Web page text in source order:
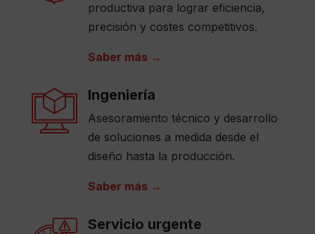
productiva para lograr eficiencia,
precisión y costes competitivos.
Saber más →
Ingeniería
Asesoramiento técnico y desarrollo
de soluciones a medida desde el
diseño hasta la producción.
Saber más →
Servicio urgente